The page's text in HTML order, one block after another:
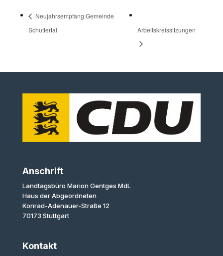
Neujahrsempfang Gemeinde
Schuttertal
Arbeitskreissitzungen
Anschrift
Landtagsbüro Marion Gentges MdL
Haus der Abgeordneten
Konrad-Adenauer-Straße 12
70173 Stuttgart
Kontakt